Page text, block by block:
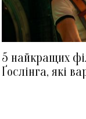
5 найкращих
Ґослінга, які